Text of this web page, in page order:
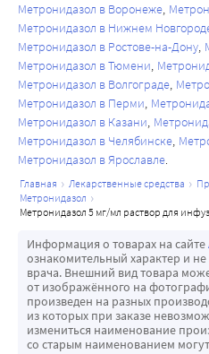
Метронидазол в Воронеже
Метронидазол в Нижнем
Метронидазол в Ростове-на-Дону
Метронидазол в Тюмени
Метронидазол в Волгограде
Метронидазол в Перми
Метронидазол в Казани
Метронидазол в Челябинске
Метронидазол в Ярославле
главная лекарственные средства
метронидазол
метронидазол 5 мг/мл раствор для
Информация о товарах на сайте
ознакомительный характер и
врача. Внешний вид товара
от изображённого на
произведен на разных
из которых при заказе
измениться наименование
со старым наименованием